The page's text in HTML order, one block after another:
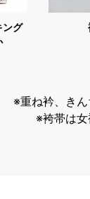
ング
※重ね衿、きん
※袴帯は女